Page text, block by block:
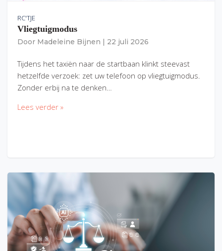
RC'TJE
Vliegtuigmodus
Door Madeleine Bijnen 22 juli 2026
Tijdens het taxiën naar de startbaan klinkt steevast
hetzelfde verzoek: zet uw telefoon op vliegtuigmodus.
Zonder erbij na te denken…
Lees verder »